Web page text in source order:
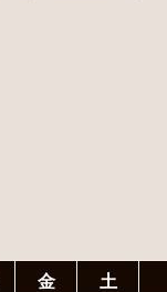
金 土